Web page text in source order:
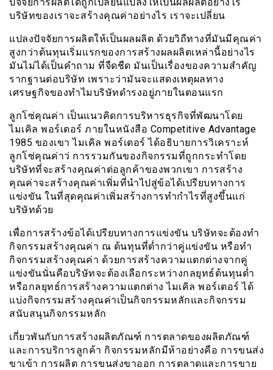
บริษัทของเราจะสร้างคุณค่าอย่างไร เราจะเปลี่ยน
แปลงปัจจัยการผลิตให้เป็นผลผลิต ด้วยวิถีทางที่มันมีคุณค่า
สูงกว่าต้นทุนเริ่มแรกของการสร้างผลผลิตเหล่านี้อย่างไร
มันไม่ได้เป็นคำถาม ที่จืดชืด มันเป็นเรื่องของความสำคัญ
รากฐานต่อบริษัท เพราะว่ามันจะแสดงเหตุผลทาง
เศรษฐกิจของทำไมบริษัทดำรงอยู่ภายในตอนแรก
ลูกโซ่คุณค่า เป็นแนวคิดการบริหารธุรกิจที่พัฒนาโดย
ไมเคิล พอร์เตอร์ ภายในหนังสือ Competitive Advantage
1985 ของเขา ไมเคิล พอร์เตอร์ ได้อธิบายการวิเคราะห์
ลูกโซ่คุณค่าว่ การรวมกันของกิจกรรมที่ถูกกระทำโดย
บริษัทที่จะสร้างคุณค่าต่อลูกค้าของพวกเขา การสร้าง
คุณค่าจะสร้างคุณค่าเพิ่มที่นำไปสู่ข้อได้เปรียบทางการ
แข่งขัน ในที่สุดคุณค่าเพิ่มสร้างการทำกำไรที่สูงขึ้นแก่
บริษัทด้วย
เพื่อการสร้างข้อได้เปรียบทางการแข่งขัน บริษัทจะต้องทำ
กิจกรรมสร้างคุณค่า ณ ต้นทุนที่ต่ำกว่าคู่แข่งขัน หรือทำ
กิจกรรมสร้างคุณค่า ด้วยการสร้างความแตกต่างจากคู่
แข่งขันนั่นคือบริษัทจะต้องเลือกระหว่างกลยุทธ์ต้นทุนต่ำ
หรือกลยุทธ์การสร้างความแตกต่าง ไมเคิล พอร์เตอร์ ได้
แบ่งกิจกรรมสร้างคุณค่าเป็นกิจกรรมหลักและกิจกรรม
สนับสนุนกิจกรรมหลัก
เกี่ยวพันกับการสร้างผลิตภัณฑ์ การตลาดของผลิตภัณฑ์
และการบริการลูกค้า กิจกรรมหลักมีห้าอย่างคือ การขนส่ง
ขาเข้า การผลิต การขนส่งขาออก การตลาดและการขาย